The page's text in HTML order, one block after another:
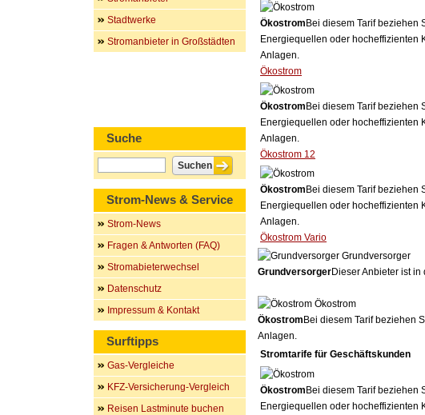
Ökostrom Bei diesem Tarif beziehen
Energiequellen oder hocheffizienten
Anlagen.
Ökostrom
Ökostrom Bei diesem Tarif beziehen
Energiequellen oder hocheffizienten
Anlagen.
Ökostrom 12
Ökostrom Bei diesem Tarif beziehen
Energiequellen oder hocheffizienten
Anlagen.
Ökostrom Vario
Grundversorger
GrundversorgerDieser Anbieter ist
Ökostrom
Ökostrom Bei diesem Tarif beziehen
Anlagen.
Stromtarife für Geschäftskunden
Ökostrom Bei diesem Tarif beziehen
Energiequellen oder hocheffizienten
Stadtwerke
Stromanbieter in Großstädten
Suche
Strom-News & Service
Strom-News
Fragen & Antworten (FAQ)
Stromabieterwechsel
Datenschutz
Impressum & Kontakt
Surftipps
Gas-Vergleiche
KFZ-Versicherung-Vergleich
Reisen Lastminute buchen